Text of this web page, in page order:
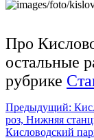
Про
остальные
рубрике
Предыдущий:
роз, Нижняя
Кисловодский